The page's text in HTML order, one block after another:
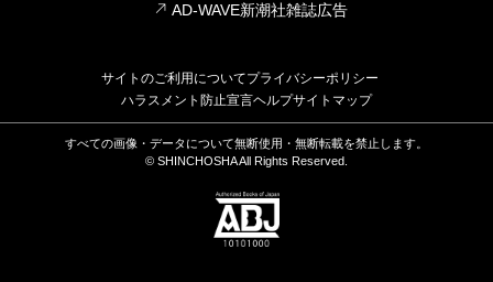
AD-WAVE新潮社雑誌広告
サイトのご利用についてプライバシーポリシー
ハラスメント防止宣言ヘルプサイトマップ
すべての画像・データについて無断使用・無断転載を禁止します。
© SHINCHOSHA All Rights Reserved.